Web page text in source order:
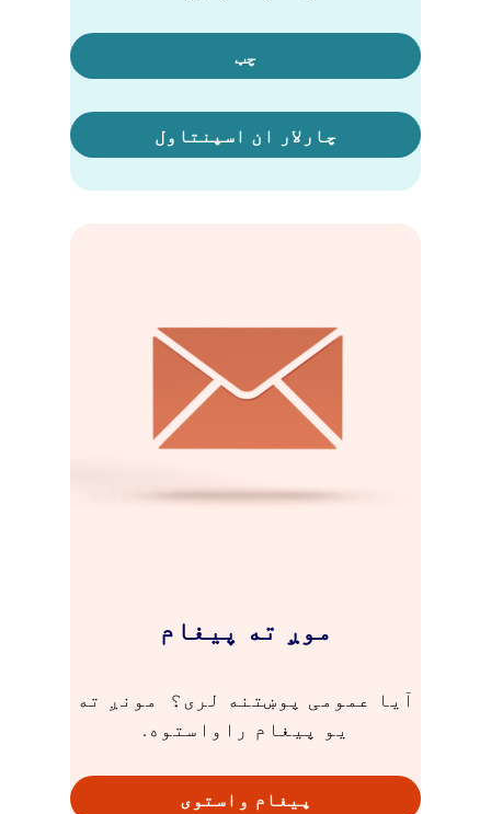
چټ
چارلار ان اسپنتاول
موږ ته پیغام
آیا عمومی پوښتنه لری؟ مونږ ته
یو پیغام راواستوه.
پیغام واستوی